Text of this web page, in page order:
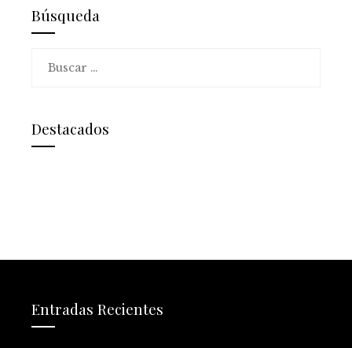
Búsqueda
Destacados
Entradas Recientes